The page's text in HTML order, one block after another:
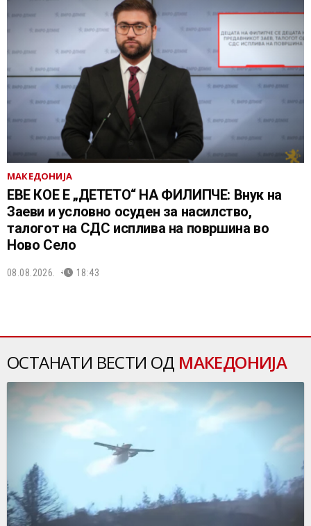
МАКЕДОНИЈА
ЕВЕ КОЕ Е „ДЕТЕТО“ НА ФИЛИПЧЕ: Внук на
Заеви и условно осуден за насилство,
талогот на СДС исплива на површина во
Ново Село
08.08.2026. 18:43
ОСТАНАТИ ВЕСТИ ОД МАКЕДОНИЈА